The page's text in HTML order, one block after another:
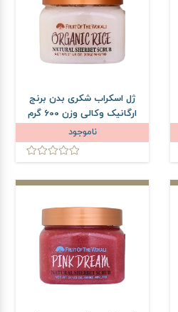
ژل اسکراب شکری بدن برنج
ارگانیک وکالی وزن 600 گرم
ناموجود